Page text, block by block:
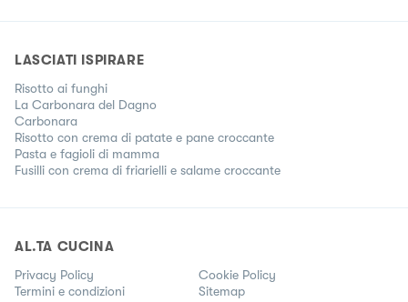
LASCIATI ISPIRARE
Risotto ai funghi
La Carbonara del Dagno
Carbonara
Risotto con crema di patate e pane croccante
Pasta e fagioli di mamma
Fusilli con crema di friarielli e salame croccante
AL.TA CUCINA
Privacy Policy
Cookie Policy
Termini e condizioni
Sitemap